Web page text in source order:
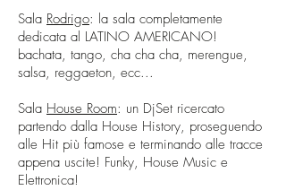
Sala Rodrigo: la sala completamente
dedicata al LATINO AMERICANO!
bachata, tango, cha cha cha, merengue,
salsa, reggaeton, ecc...
Sala House Room: un DjSet ricercato
partendo dalla House History, proseguendo
alle Hit più famose e terminando alle tracce
appena uscite! Funky, House Music e
Elettronica!